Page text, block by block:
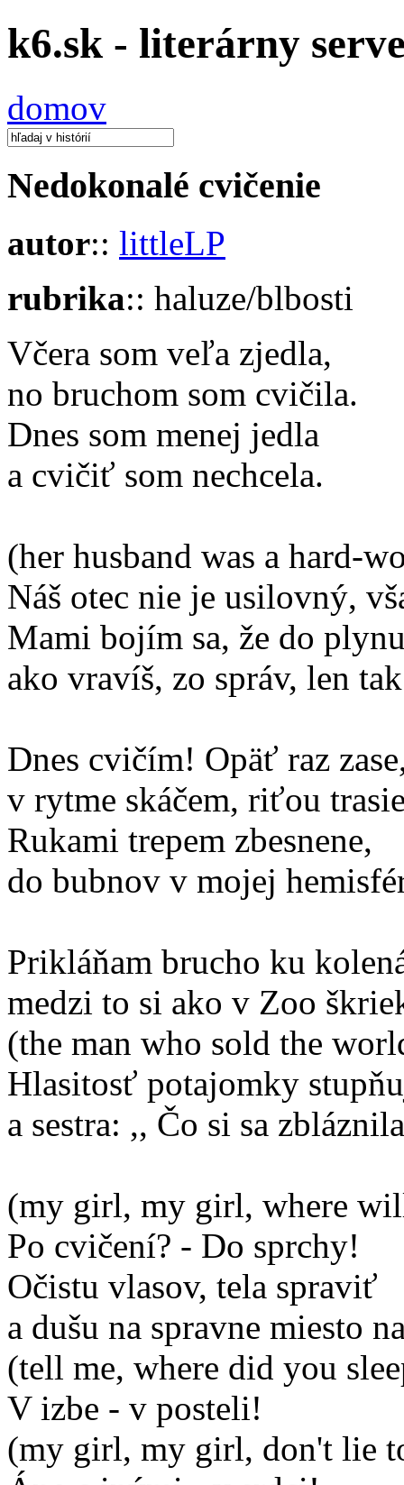
k6.sk - literárny
domov
Nedokonalé cvičenie
autor:: littleLP
rubrika:: haluze/blbosti
Včera som veľa zjedla,
no bruchom som cvičila.
Dnes som menej jedla
a cvičiť som nechcela.
(her husband was a hard-
Náš otec nie je usilovný,
Mami bojím sa, že do
ako vravíš, zo správ, len
Dnes cvičím! Opäť raz
v rytme skáčem, riťou
Rukami trepem zbesnene,
do bubnov v mojej
Prikláňam brucho ku
medzi to si ako v Zoo
(the man who sold the
Hlasitosť potajomky
a sestra: ,, Čo si sa
(my girl, my girl, where
Po cvičení? - Do sprchy!
Očistu vlasov, tela spraviť
a dušu na spravne miesto
(tell me, where did you
V izbe - v posteli!
(my girl, my girl, don't lie